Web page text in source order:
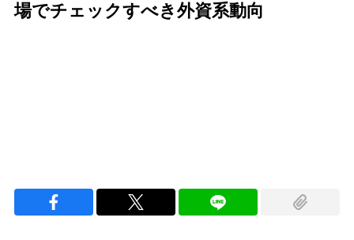
場でチェックすべき外資系動向